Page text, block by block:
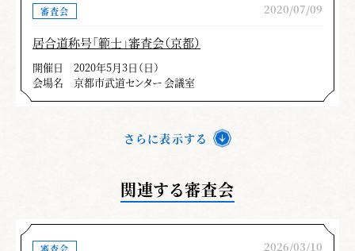
審査会 2020/07/09
居合道称号「範士」審査会（京都）
開催日
2020年5月3日（日）
会場名
京都市武道センター 会議室
さらに表示する
関連する審査会
2026/03/10